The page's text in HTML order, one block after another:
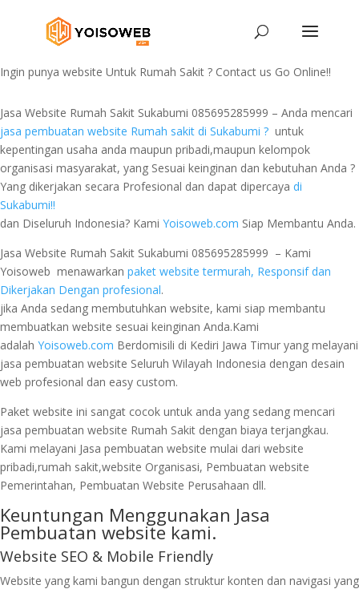
Ingin punya website Untuk Rumah Sakit ? Contact us Go Online!!
Jasa Website Rumah Sakit Sukabumi 085695285999 – Anda mencari
jasa pembuatan website Rumah sakit di Sukabumi ? untuk
kepentingan usaha anda maupun pribadi,maupun kelompok
organisasi masyarakat, yang Sesuai keinginan dan kebutuhan Anda ?
Yang dikerjakan secara Profesional dan dapat dipercaya di
Sukabumi!!
dan Diseluruh Indonesia? Kami Yoisoweb.com Siap Membantu Anda.
Jasa Website Rumah Sakit Sukabumi 085695285999 – Kami
Yoisoweb menawarkan paket website termurah, Responsif dan
Dikerjakan Dengan profesional.
jika Anda sedang membutuhkan website, kami siap membantu
membuatkan website sesuai keinginan Anda.Kami
adalah Yoisoweb.com Berdomisili di Kediri Jawa Timur yang melayani
jasa pembuatan website Seluruh Wilayah Indonesia dengan desain
web profesional dan easy custom.
Paket website ini sangat cocok untuk anda yang sedang mencari
jasa pembuatan website Rumah Sakit dengan biaya terjangkau.
Kami melayani Jasa pembuatan website mulai dari website
pribadi,rumah sakit,website Organisasi, Pembuatan website
Pemerintahan, Pembuatan Website Perusahaan dll.
Keuntungan Menggunakan Jasa
Pembuatan website kami.
Website SEO & Mobile Friendly
Website yang kami bangun dengan struktur konten dan navigasi yang